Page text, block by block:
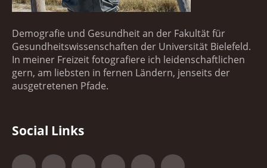
Demografie und Gesundheit an der Fakultät für
Gesundheitswissenschaften der Universität Bielefeld.
In meiner Freizeit fotografiere ich leidenschaftlichen
gern, am liebsten in fernen Ländern, jenseits der
ausgetretenen Pfade.
Social Links
FacebookGoogle+500px YouTubeVimeo